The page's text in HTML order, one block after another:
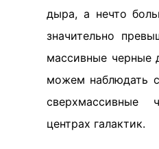
дыра, а нечто
значительно
массивные
можем наблюдать
центрах галактик.